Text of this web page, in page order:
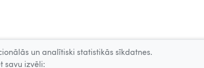
un analītiski statistikās sīkdatnes.
savu izvēli: